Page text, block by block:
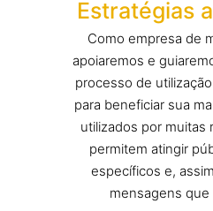
Estratégias
Como empresa de
apoiaremos e
processo de
para beneficiar sua
utilizados por muitas
permitem atingir
específicos e,
mensagens que